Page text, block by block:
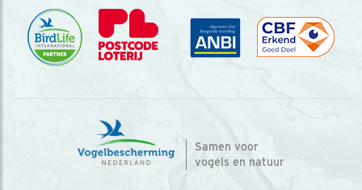
Samen voor
vogels en natuur